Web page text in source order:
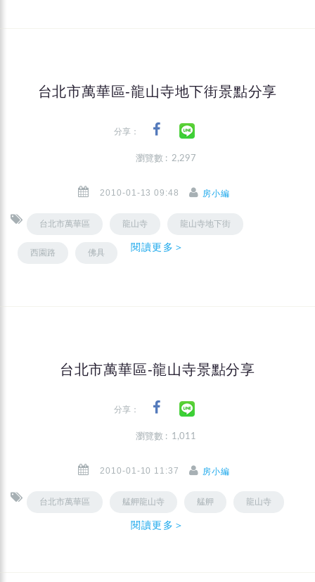
台北市萬華區-龍山寺地下街景點分享
分享：
瀏覽數 : 2,297
2010-01-13 09:48 房小編
台北市萬華區 龍山寺 龍山寺地下街
西園路 佛具 閱讀更多＞
台北市萬華區-龍山寺景點分享
分享：
瀏覽數 : 1,011
2010-01-10 11:37 房小編
台北市萬華區 艋舺龍山寺 艋舺 龍山寺
閱讀更多＞